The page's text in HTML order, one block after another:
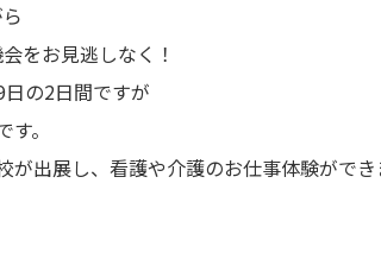
をお見逃しなく！
の2日間ですが
。
出展し、看護や介護のお仕事体験ができ